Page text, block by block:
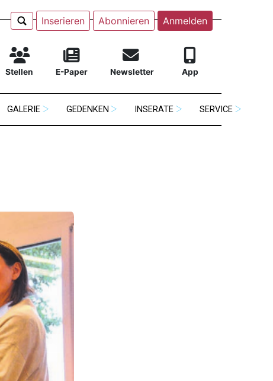
Inserieren Abonnieren Anmelden
Stellen E-Paper Newsletter App
GALERIE GEDENKEN INSERATE SERVICE